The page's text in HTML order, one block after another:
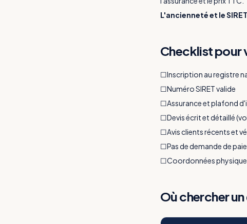
L'ancienneté et le SIRET
Checklist pour
☐Inscription au registre
☐Numéro SIRET valide
☐Assurance et plafond
☐Devis écrit et détaillé
☐Avis clients récents et
☐Pas de demande de
☐Coordonnées
Où chercher